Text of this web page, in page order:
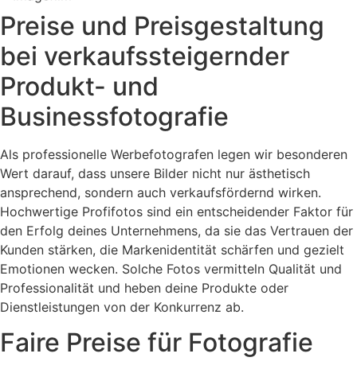
Preise und Preisgestaltung
bei verkaufssteigernder
Produkt- und
Businessfotografie
Als professionelle Werbefotografen legen wir besonderen
Wert darauf, dass unsere Bilder nicht nur ästhetisch
ansprechend, sondern auch verkaufsfördernd wirken.
Hochwertige Profifotos sind ein entscheidender Faktor für
den Erfolg deines Unternehmens, da sie das Vertrauen der
Kunden stärken, die Markenidentität schärfen und gezielt
Emotionen wecken. Solche Fotos vermitteln Qualität und
Professionalität und heben deine Produkte oder
Dienstleistungen von der Konkurrenz ab.
Faire Preise für Fotografie